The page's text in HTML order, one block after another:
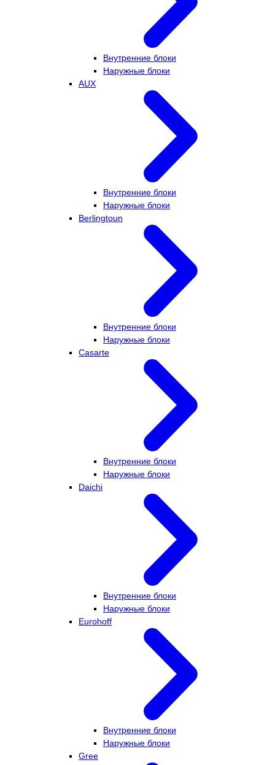
Внутренние блоки
Наружные блоки
AUX
Внутренние блоки
Наружные блоки
Berlingtoun
Внутренние блоки
Наружные блоки
Casarte
Внутренние блоки
Наружные блоки
Daichi
Внутренние блоки
Наружные блоки
Eurohoff
Внутренние блоки
Наружные блоки
Gree